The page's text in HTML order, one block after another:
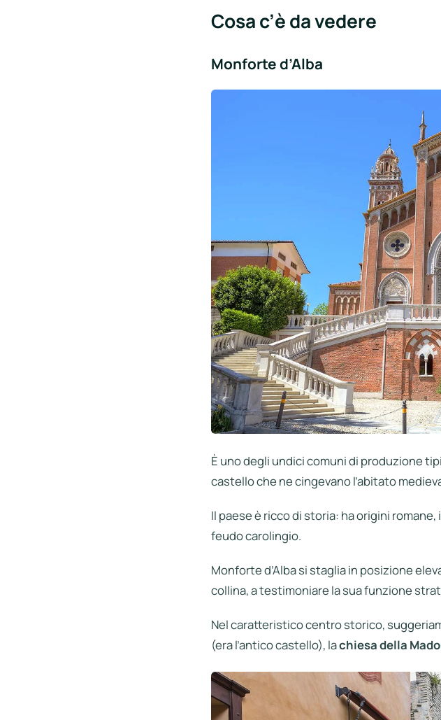
Cosa c’è da vedere
Monforte d’Alba
È uno degli undici comuni di produzione
castello che ne cingevano l’abitato
Il paese è ricco di storia: ha origini
feudo carolingio.
Monforte d’Alba si staglia in posizione
collina, a testimoniare la sua funzione
Nel caratteristico centro storico,
(era l’antico castello), lachiesa della